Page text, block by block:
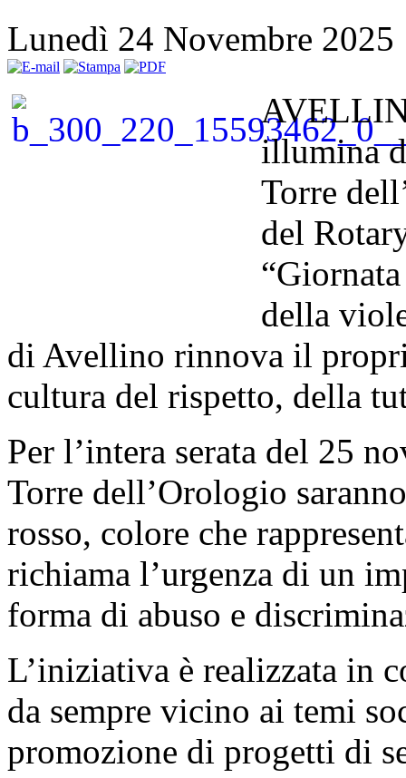
Lunedì 24 Novembre
illumina
Torre
del
della
di Avellino rinnova il
cultura del rispetto, della
Per l’intera serata del 25
Torre dell’Orologio
rosso, colore che
richiama l’urgenza di un
forma di abuso e
L’iniziativa è realizzata in
da sempre vicino ai temi
promozione di progetti di